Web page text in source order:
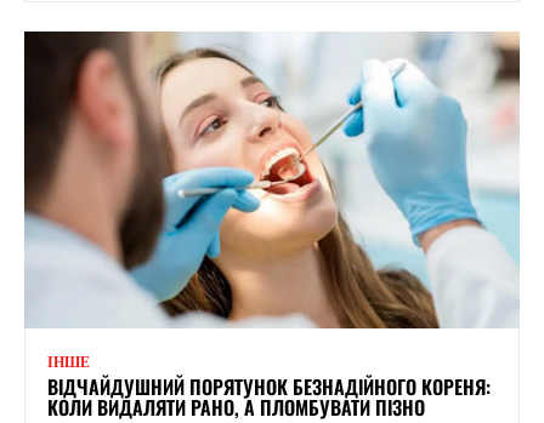
ІНШЕ
ВІДЧАЙДУШНИЙ ПОРЯТУНОК БЕЗНАДІЙНОГО КОРЕНЯ:
КОЛИ ВИДАЛЯТИ РАНО, А ПЛОМБУВАТИ ПІЗНО